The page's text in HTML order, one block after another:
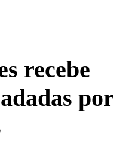
recebe
por